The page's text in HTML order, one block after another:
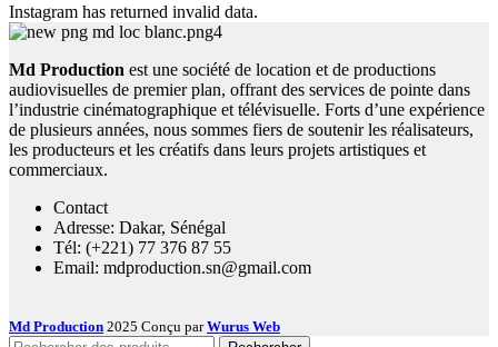
Instagram has returned invalid data.
Md Production est une société de location et de productions
audiovisuelles de premier plan, offrant des services de pointe dans
l’industrie cinématographique et télévisuelle. Forts d’une expérience
de plusieurs années, nous sommes fiers de soutenir les réalisateurs,
les producteurs et les créatifs dans leurs projets artistiques et
commerciaux.
Contact
Adresse: Dakar, Sénégal
Tél: (+221) 77 376 87 55
Email: mdproduction.sn@gmail.com
Md Production 2025 Conçu parWurus Web